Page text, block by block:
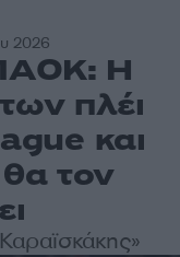
2026
Η
πλέι
και
τον